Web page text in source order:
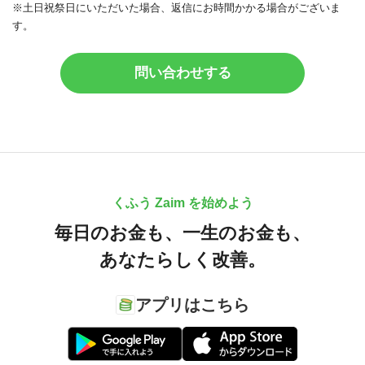
※土日祝祭日にいただいた場合、返信にお時間かかる場合がございま
す。
問い合わせする
くふう Zaim を始めよう
毎日のお金も、 一生のお金も、
あなたらしく改善。
アプリはこちら